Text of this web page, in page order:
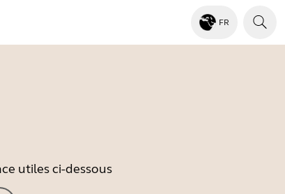
FR
utiles ci-dessous